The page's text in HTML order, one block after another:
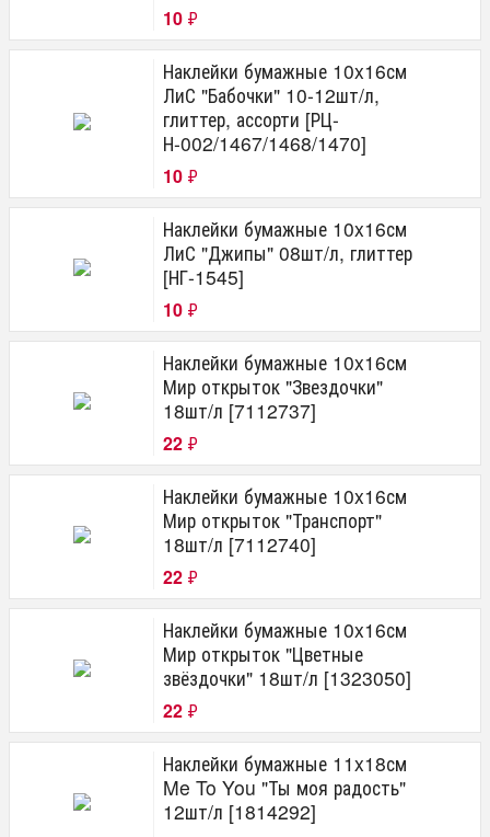
10 ₽
Наклейки бумажные 10x16см
ЛиС "Бабочки" 10-12шт/л,
глиттер, ассорти [РЦ-
Н-002/1467/1468/1470]
10 ₽
Наклейки бумажные 10x16см
ЛиС "Джипы" 08шт/л, глиттер
[НГ-1545]
10 ₽
Наклейки бумажные 10x16см
Мир открыток "Звездочки"
18шт/л [7112737]
22 ₽
Наклейки бумажные 10x16см
Мир открыток "Транспорт"
18шт/л [7112740]
22 ₽
Наклейки бумажные 10x16см
Мир открыток "Цветные
звёздочки" 18шт/л [1323050]
22 ₽
Наклейки бумажные 11x18см
Me To You "Ты моя радость"
12шт/л [1814292]